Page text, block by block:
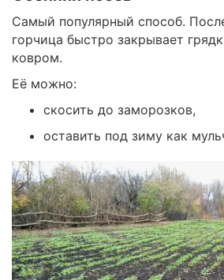
Самый популярный способ.
горчица быстро закрывает
ковром.
Её можно:
скосить до заморозков,
оставить под зиму как